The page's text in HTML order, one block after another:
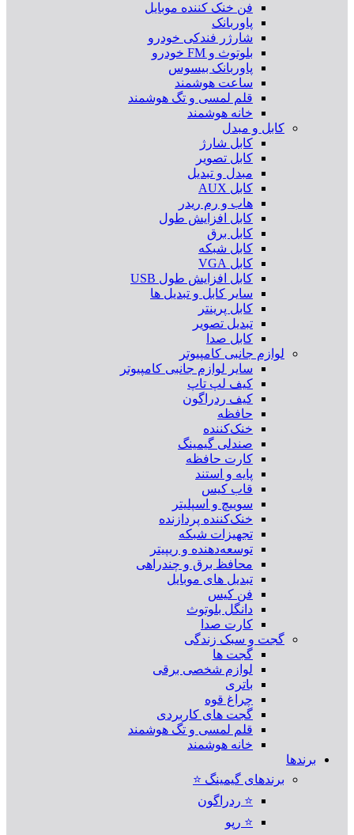
فن خنک کننده موبایل
پاوربانک
شارژر فندکی خودرو
بلوتوث و FM خودرو
پاوربانک بیسوس
ساعت هوشمند
قلم لمسی و تگ هوشمند
خانه هوشمند
کابل و مبدل
کابل شارژ
کابل تصویر
مبدل و تبدیل
کابل AUX
هاب و رم ریدر
کابل افزایش طول
کابل برق
کابل شبکه
کابل VGA
کابل افزایش طول USB
سایر کابل و تبدیل ها
کابل پرینتر
تبدیل تصویر
کابل صدا
لوازم جانبی کامپیوتر
سایر لوازم جانبی کامپیوتر
کیف لپ تاپ
کیف ردراگون
حافظه
خنک‌کننده
صندلی گیمینگ
کارت حافظه
پایه و استند
قاب کیس
سوییچ و اسپلیتر
خنک‌کننده پردازنده
تجهیزات شبکه
توسعه‌دهنده و ریپیتر
محافظ برق و چندراهی
تبدیل های موبایل
فن کیس
دانگل بلوتوث
کارت صدا
گجت و سبک زندگی
گجت ها
لوازم شخصی برقی
باتری
چراغ قوه
گجت های کاربردی
قلم لمسی و تگ هوشمند
خانه هوشمند
برندها
برندهای گیمینگ ⭐
⭐ ردراگون
⭐ رپو